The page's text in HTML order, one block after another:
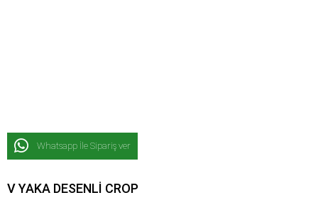
Whatsapp İle Sipariş ver
V YAKA DESENLİ CROP